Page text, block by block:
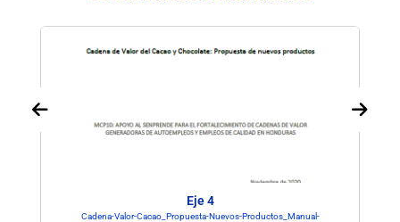
Eje 4
Cadena-Valor-Cacao_Propuesta-Nuevos-Productos_Manual-